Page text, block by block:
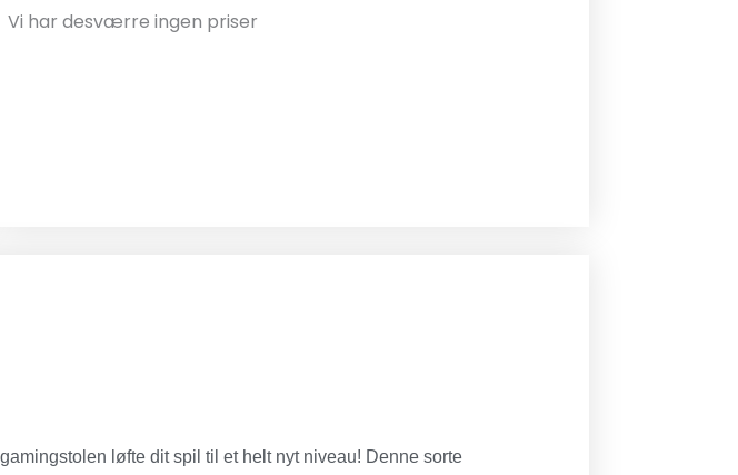
Vi har desværre ingen priser
løfte dit spil til et helt nyt niveau! Denne sorte